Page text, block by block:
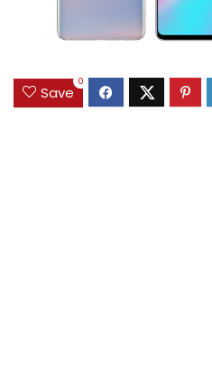
Save
0